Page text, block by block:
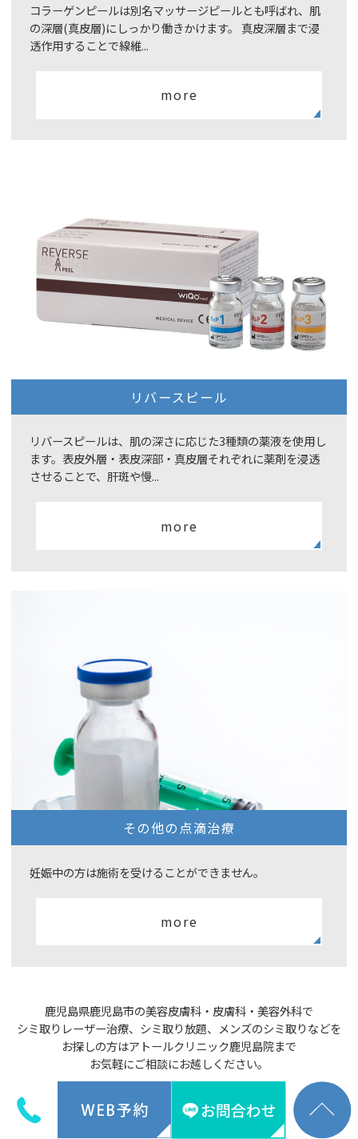
コラーゲンピールは別名マッサージピールとも呼ばれ、肌
の深層(真皮層)にしっかり働きかけます。 真皮深層まで浸
透作用することで線維...
more
リバースピール
リバースピールは、肌の深さに応じた3種類の薬液を使用し
ます。表皮外層・表皮深部・真皮層それぞれに薬剤を浸透
させることで、肝斑や慢...
more
その他の点滴治療
妊娠中の方は施術を受けることができません。
more
鹿児島県鹿児島市の美容皮膚科・皮膚科・美容外科で
シミ取りレーザー治療、シミ取り放題、 メンズのシミ取りなどを
お探しの方はアトールクリニック鹿児島院まで
お気軽にご相談にお越しください。